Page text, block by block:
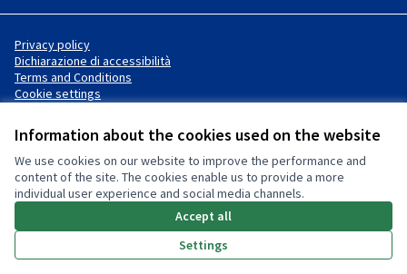
Information about the cookies used on the website
We use cookies on our website to improve the performance and
content of the site. The cookies enable us to provide a more
individual user experience and social media channels.
Accept all
Settings
Privacy policy
Dichiarazione di accessibilità
Terms and Conditions
Cookie settings
Creative Commons License
(External link)Website made withfree software
(External link)
.